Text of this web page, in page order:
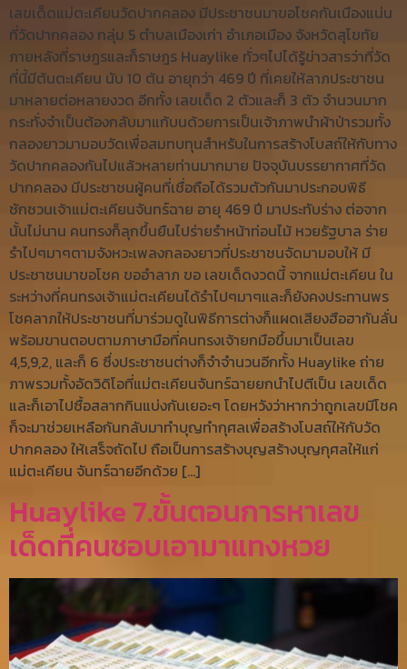
เลขเด็ดแม่ตะเคียนวัดปากคลอง มีประชาชนมาขอโชคกันเนืองแน่น
ที่วัดปากคลอง กลุ่ม 5 ตำบลเมืองเก่า อำเภอเมือง จังหวัดสุโขทัย
ภายหลังที่ราษฎรและก็ราษฎร Huaylike ทั่วๆไปได้รู้ข่าวสารว่าที่วัด
ที่นี้มีต้นตะเคียน นับ 10 ต้น อายุกว่า 469 ปี ที่เคยให้ลาภประชาชน
มาหลายต่อหลายงวด อีกทั้ง เลขเด็ด 2 ตัวและก็ 3 ตัว จำนวนมาก
กระทั่งจำเป็นต้องกลับมาแก้บนด้วยการเป็นเจ้าภาพนำผ้าป่ารวมทั้ง
กลองยาวมามอบวัดเพื่อสมทบทุนสำหรับในการสร้างโบสถ์ให้กับทาง
วัดปากคลองกันไปแล้วหลายท่านมากมาย ปัจจุบันบรรยากาศที่วัด
ปากคลอง มีประชาชนผู้คนที่เชื่อถือได้รวมตัวกันมาประกอบพิธี
ชักชวนเจ้าแม่ตะเคียนจันทร์ฉาย อายุ 469 ปี มาประทับร่าง ต่อจาก
นั้นไม่นาน คนทรงก็ลุกขึ้นยืนไปร่ายรำหน้าท่อนไม้ หวยรัฐบาล ร่าย
รำไปๆมาๆตามจังหวะเพลงกลองยาวที่ประชาชนจัดมามอบให้ มี
ประชาชนมาขอโชค ขออำลาภ ขอ เลขเด็ดงวดนี้ จากแม่ตะเคียน ใน
ระหว่างที่คนทรงเจ้าแม่ตะเคียนได้รำไปๆมาๆและก็ยังคงประทานพร
โชคลาภให้ประชาชนที่มาร่วมดูในพิธีการต่างก็แผดเสียงฮือฮากันลั่น
พร้อมขานตอบตามภาษามือที่คนทรงเจ้ายกมือขึ้นมาเป็นเลข
4,5,9,2, และก็ 6 ซึ่งประชาชนต่างก็จำจำนวนอีกทั้ง Huaylike ถ่าย
ภาพรวมทั้งอัดวิดิโอที่แม่ตะเคียนจันทร์ฉายยกนำไปตีเป็น เลขเด็ด
และก็เอาไปซื้อสลากกินแบ่งกันเยอะๆ โดยหวังว่าหากว่าถูกเลขมีโชค
ก็จะมาช่วยเหลือกันกลับมาทำบุญทำกุศลเพื่อสร้างโบสถ์ให้กับวัด
ปากคลอง ให้เสร็จถัดไป ถือเป็นการสร้างบุญสร้างบุญกุศลให้แก่
แม่ตะเคียน จันทร์ฉายอีกด้วย […]
Huaylike 7.ขั้นตอนการหาเลข
เด็ดที่คนชอบเอามาแทงหวย